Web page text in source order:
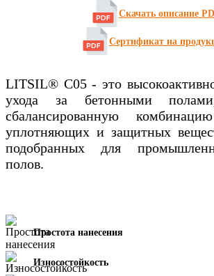
Скачать описание
Сертификат на
LITSIL® C05 - это
ухода за бетонными
сбалансированную
уплотняющих и защитных
подобранных для
полов.
Простота нанесения
Износостойкость